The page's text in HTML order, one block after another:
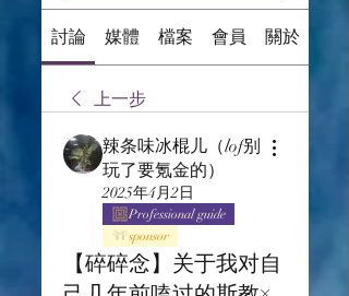
討論 媒體 檔案 會員 關於
上一步
辣条味冰棍儿（lof别
玩了要氪金的）
2025年4月2日
Professional guide
sponsor
【碎碎念】关于我对自